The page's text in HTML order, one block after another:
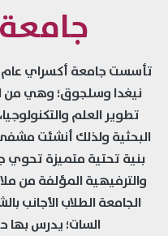
نيغدا وسلجوق؛ وهي من
تطوير العلم
البحثية ولذلك أنشئت
بنية تحتية متميزة تحوي
والترفيهية المؤلفة من
الجامعة الطلاب الأجانب
السات؛ يدرس بها حوالي 1500